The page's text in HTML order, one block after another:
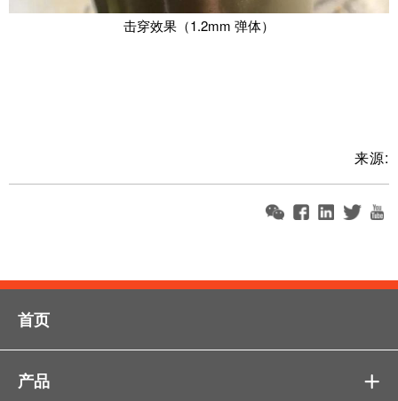
击穿效果 （1.2mm 弹体）
来源:
首页
产品 